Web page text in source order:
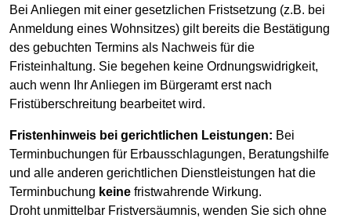
Bei Anliegen mit einer gesetzlichen Fristsetzung (z.B. bei
Anmeldung eines Wohnsitzes) gilt bereits die Bestätigung
des gebuchten Termins als Nachweis für die
Fristeinhaltung. Sie begehen keine Ordnungswidrigkeit,
auch wenn Ihr Anliegen im Bürgeramt erst nach
Fristüberschreitung bearbeitet wird.
Fristenhinweis bei gerichtlichen Leistungen: Bei
Terminbuchungen für Erbausschlagungen, Beratungshilfe
und alle anderen gerichtlichen Dienstleistungen hat die
Terminbuchung keine fristwahrende Wirkung.
Droht unmittelbar Fristversäumnis, wenden Sie sich ohne